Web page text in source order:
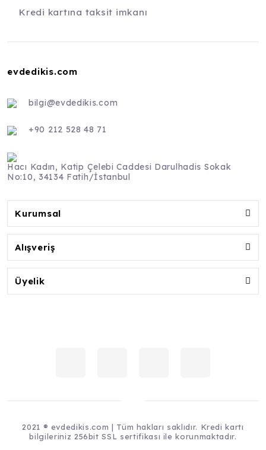
Kredi kartına taksit imkanı
evdedikis.com
bilgi@evdedikis.com
+90 212 528 48 71
Hacı Kadın, Katip Çelebi Caddesi Darulhadis Sokak
No:10, 34134 Fatih/İstanbul
Kurumsal
Alışveriş
Üyelik
2021 ® evdedikis.com | Tüm hakları saklıdır. Kredi kartı
bilgileriniz 256bit SSL sertifikası ile korunmaktadır.